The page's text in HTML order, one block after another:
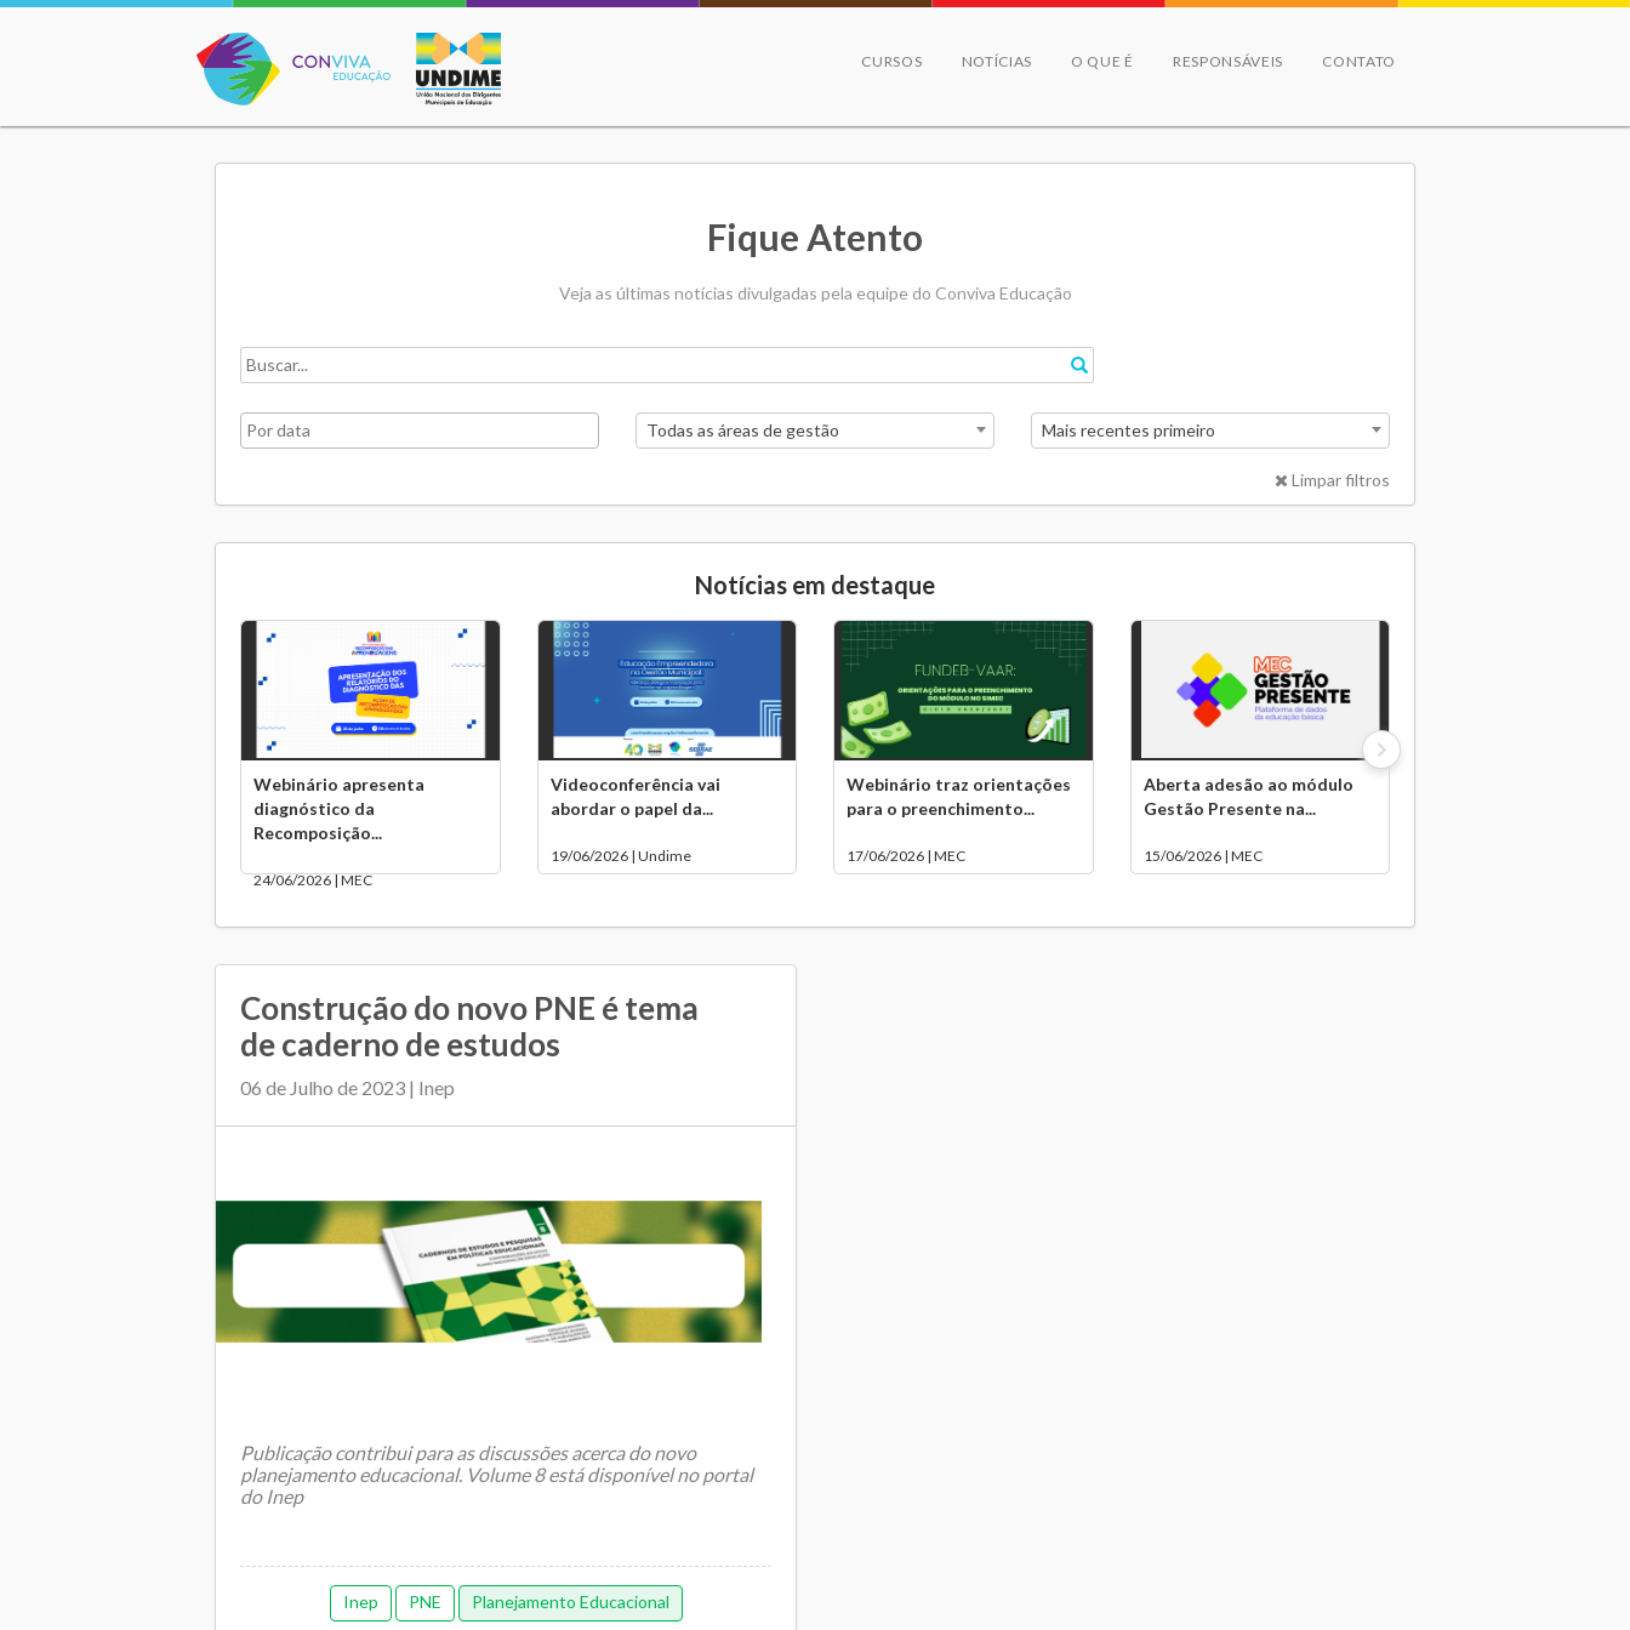
Conviva Educação
CURSOS NOTÍCIAS O QUE É RESPONSÁVEIS CONTATO
Fique Atento
Veja as últimas notícias divulgadas pela equipe do Conviva Educação
Todas as áreas de gestão Mais recentes primeiro
Limpar filtros
Notícias em destaque
Webinário apresenta
diagnóstico da
Recomposição...
24/06/2026 | MEC
Videoconferência vai
abordar o papel da...
19/06/2026 | Undime
Webinário traz orientações
para o preenchimento...
17/06/2026 | MEC
Aberta adesão ao módulo
Gestão Presente na...
15/06/2026 | MEC
Construção do novo PNE é tema
de caderno de estudos
06 de Julho de 2023 | Inep
Publicação contribui para as discussões acerca do novo
planejamento educacional. Volume 8 está disponível no portal
do Inep
O Institu...
Inep PNE Planejamento Educacional